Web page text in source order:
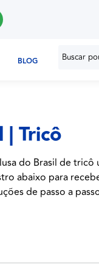
BLOG
| Tricô
do Brasil de
abaixo para
de passo a